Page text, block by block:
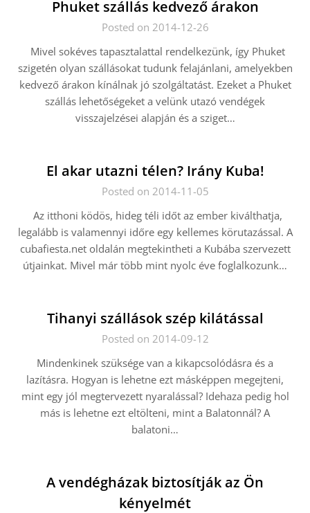
Phuket szállás kedvező árakon
Posted on 2014-12-26
Mivel sokéves tapasztalattal rendelkezünk, így Phuket
szigetén olyan szállásokat tudunk felajánlani, amelyekben
kedvező árakon kínálnak jó szolgáltatást. Ezeket a Phuket
szállás lehetőségeket a velünk utazó vendégek
visszajelzései alapján és a sziget…
El akar utazni télen? Irány Kuba!
Posted on 2014-11-05
Az itthoni ködös, hideg téli időt az ember kiválthatja,
legalább is valamennyi időre egy kellemes körutazással. A
cubafiesta.net oldalán megtekintheti a Kubába szervezett
útjainkat. Mivel már több mint nyolc éve foglalkozunk…
Tihanyi szállások szép kilátással
Posted on 2014-09-12
Mindenkinek szüksége van a kikapcsolódásra és a
lazításra. Hogyan is lehetne ezt másképpen megejteni,
mint egy jól megtervezett nyaralással? Idehaza pedig hol
más is lehetne ezt eltölteni, mint a Balatonnál? A
balatoni…
A vendégházak biztosítják az Ön
kényelmét